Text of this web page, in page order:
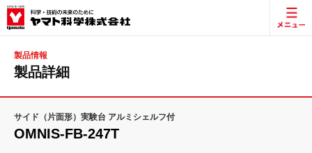
製品情報
製品詳細
サイド（片面形）実験台 アルミシェルフ付
OMNIS-FB-247T